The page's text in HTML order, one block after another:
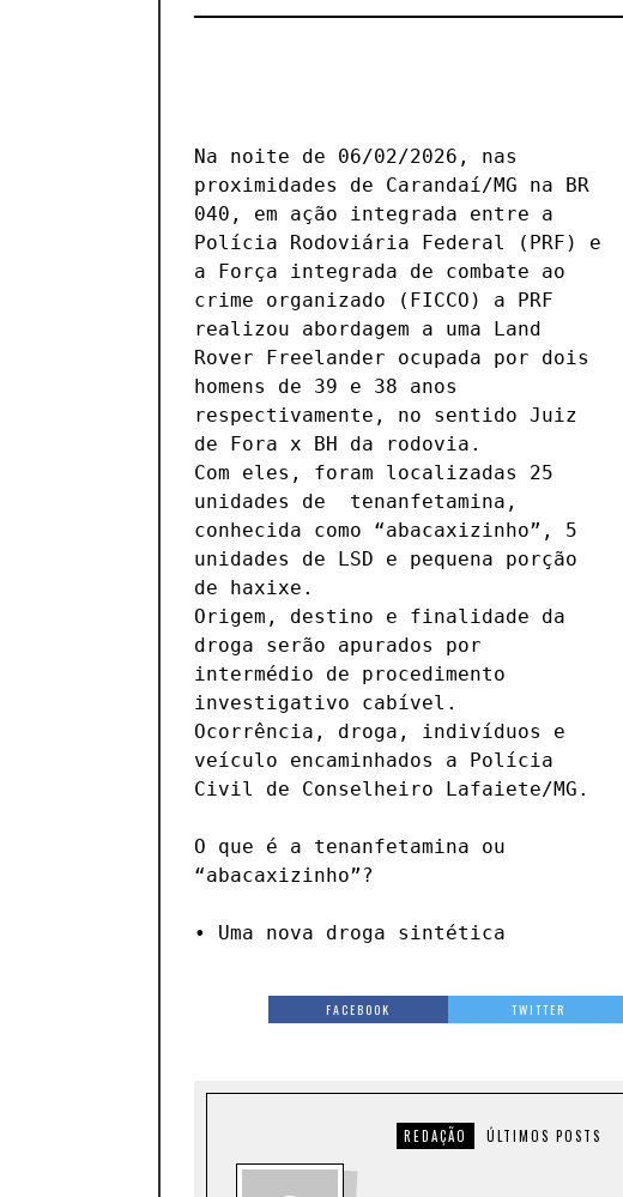
Na noite de 06/02/2026, nas
proximidades de Carandaí/MG na BR
040, em ação integrada entre a
Polícia Rodoviária Federal (PRF) e
a Força integrada de combate ao
crime organizado (FICCO) a PRF
realizou abordagem a uma Land
Rover Freelander ocupada por dois
homens de 39 e 38 anos
respectivamente, no sentido Juiz
de Fora x BH da rodovia.
Com eles, foram localizadas 25
unidades de  tenanfetamina,
conhecida como “abacaxizinho”, 5
unidades de LSD e pequena porção
de haxixe.
Origem, destino e finalidade da
droga serão apurados por
intermédio de procedimento
investigativo cabível.
Ocorrência, droga, indivíduos e
veículo encaminhados a Polícia
Civil de Conselheiro Lafaiete/MG.
O que é a tenanfetamina ou
“abacaxizinho”?
• Uma nova droga sintética
Paulo, Goiás e Minas Gerais a
partir de 2024
• Formato e Aparência: A droga é
um comprimido amarelo que simula o
formato e a cor de um pequeno
abacaxi
• Composição e Efeitos: Trata-se
de uma espécie de ecstasy
sintético, com alta concentração
de MDA (tenanfetamina) ou
substâncias similares, provocando
efeitos psicodélicos intensos,
agitação, taquicardia e
alucinações.
• Perigos: É considerada muito
perigosa, com relatos de que pode
causar alucinações severas,
psicose permanente e, em casos
graves, levar à morte. Os efeitos
podem durar de 4 a 8 horas.
• Público-alvo e Venda: A droga
tem se popularizado em baladas de
FACEBOOK TWITTER
REDAÇÃO ÚLTIMOS POSTS